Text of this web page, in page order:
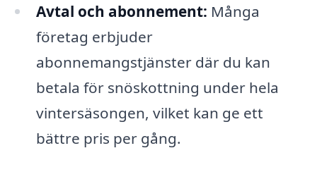
Avtal och abonnement: Många
företag erbjuder
abonnemangstjänster där du kan
betala för snöskottning under hela
vintersäsongen, vilket kan ge ett
bättre pris per gång.